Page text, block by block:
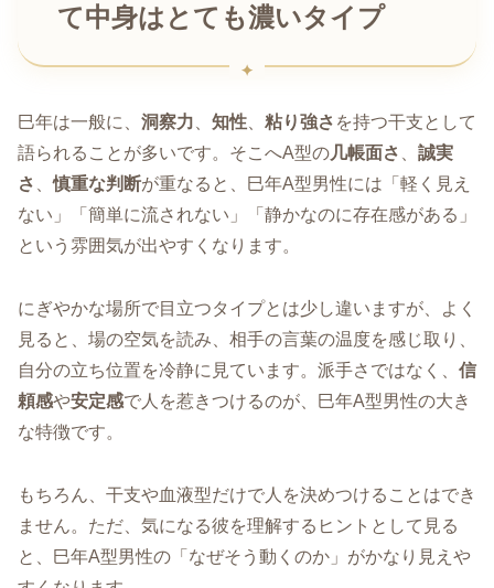
て中身はとても濃いタイプ
巳年は一般に、 洞察力 知性 粘り強さ を持つ干支として
語られることが多いです。そこへA型の几帳面さ
誠実
さ
、慎重な判断が重なると、巳年A型男性には「軽く見え
ない」「簡単に流されない」「静かなのに存在感がある」
という雰囲気が出やすくなります。
にぎやかな場所で目立つタイプとは少し違いますが、よく
見ると、場の空気を読み、相手の言葉の温度を感じ取り、
自分の立ち位置を冷静に見ています。派手さではなく、 信
頼感や安定感で人を惹きつけるのが、巳年A型男性の大き
な特徴です。
もちろん、干支や血液型だけで人を決めつけることはでき
ません。ただ、気になる彼を理解するヒントとして見る
と、巳年A型男性の「なぜそう動くのか」がかなり見えや